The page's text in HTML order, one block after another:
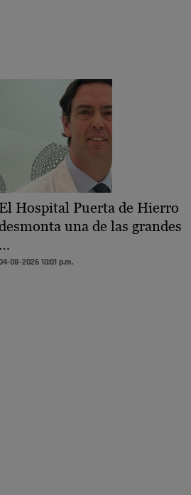
El Hospital Puerta de Hierro
una de las grandes
…
08-2026 10:01 p.m.